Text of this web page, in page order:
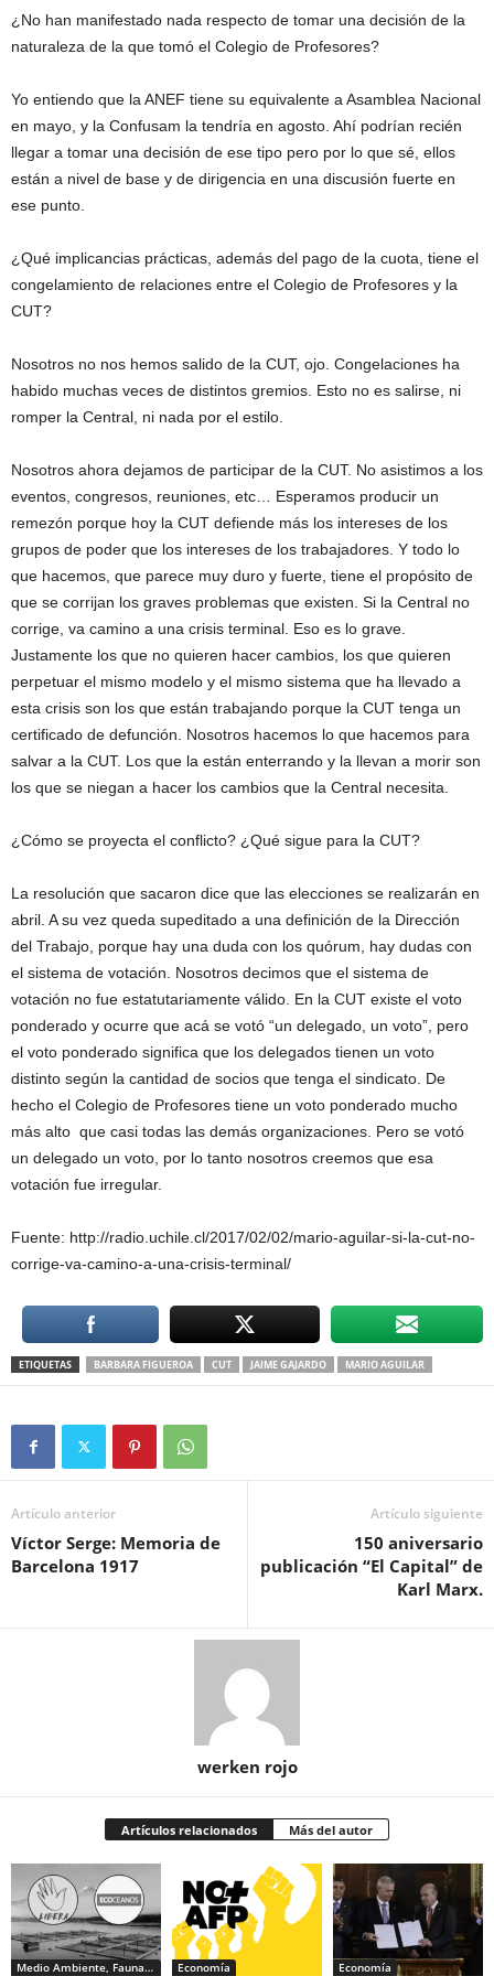
¿No han manifestado nada respecto de tomar una decisión de la
naturaleza de la que tomó el Colegio de Profesores?
Yo entiendo que la ANEF tiene su equivalente a Asamblea Nacional
en mayo, y la Confusam la tendría en agosto. Ahí podrían recién
llegar a tomar una decisión de ese tipo pero por lo que sé, ellos
están a nivel de base y de dirigencia en una discusión fuerte en
ese punto.
¿Qué implicancias prácticas, además del pago de la cuota, tiene el
congelamiento de relaciones entre el Colegio de Profesores y la
CUT?
Nosotros no nos hemos salido de la CUT, ojo. Congelaciones ha
habido muchas veces de distintos gremios. Esto no es salirse, ni
romper la Central, ni nada por el estilo.
Nosotros ahora dejamos de participar de la CUT. No asistimos a los
eventos, congresos, reuniones, etc… Esperamos producir un
remezón porque hoy la CUT defiende más los intereses de los
grupos de poder que los intereses de los trabajadores. Y todo lo
que hacemos, que parece muy duro y fuerte, tiene el propósito de
que se corrijan los graves problemas que existen. Si la Central no
corrige, va camino a una crisis terminal. Eso es lo grave.
Justamente los que no quieren hacer cambios, los que quieren
perpetuar el mismo modelo y el mismo sistema que ha llevado a
esta crisis son los que están trabajando porque la CUT tenga un
certificado de defunción. Nosotros hacemos lo que hacemos para
salvar a la CUT. Los que la están enterrando y la llevan a morir son
los que se niegan a hacer los cambios que la Central necesita.
¿Cómo se proyecta el conflicto? ¿Qué sigue para la CUT?
La resolución que sacaron dice que las elecciones se realizarán en
abril. A su vez queda supeditado a una definición de la Dirección
del Trabajo, porque hay una duda con los quórum, hay dudas con
el sistema de votación. Nosotros decimos que el sistema de
votación no fue estatutariamente válido. En la CUT existe el voto
ponderado y ocurre que acá se votó “un delegado, un voto”, pero
el voto ponderado significa que los delegados tienen un voto
distinto según la cantidad de socios que tenga el sindicato. De
hecho el Colegio de Profesores tiene un voto ponderado mucho
más alto que casi todas las demás organizaciones. Pero se votó
un delegado un voto, por lo tanto nosotros creemos que esa
votación fue irregular.
Fuente: http://radio.uchile.cl/2017/02/02/mario-aguilar-si-la-cut-no-
corrige-va-camino-a-una-crisis-terminal/
ETIQUETAS BARBARA FIGUEROA CUT JAIME GAJARDO MARIO AGUILAR
Artículo anterior
Víctor Serge: Memoria de
Barcelona 1917
Artículo siguiente
150 aniversario
publicación “El Capital” de
Karl Marx.
werken rojo
Artículos relacionados Más del autor
Medio Ambiente, Fauna y Sociedad Economía Economía